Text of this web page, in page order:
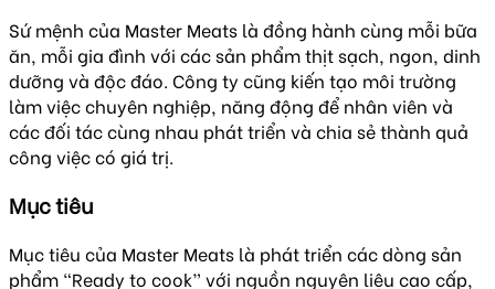
Sứ mệnh của Master Meats là đồng hành cùng mỗi bữa
ăn, mỗi gia đình với các sản phẩm thịt sạch, ngon, dinh
dưỡng và độc đáo. Công ty cũng kiến tạo môi trường
làm việc chuyên nghiệp, năng động để nhân viên và
các đối tác cùng nhau phát triển và chia sẻ thành quả
công việc có giá trị.
Mục tiêu
Mục tiêu của Master Meats là phát triển các dòng sản
phẩm “Ready to cook” với nguồn nguyên liệu cao cấp,